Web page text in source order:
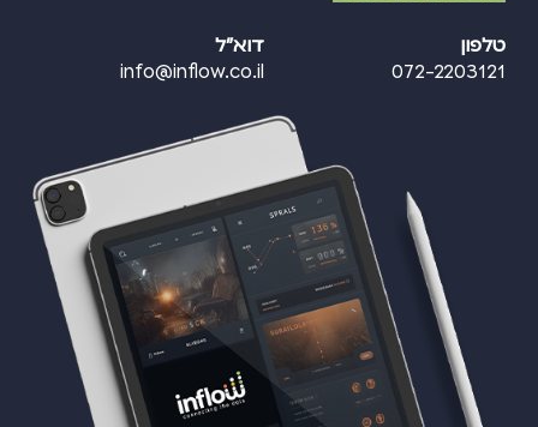
דוא"ל
info@inflow.co.il
טלפון
072-2203121